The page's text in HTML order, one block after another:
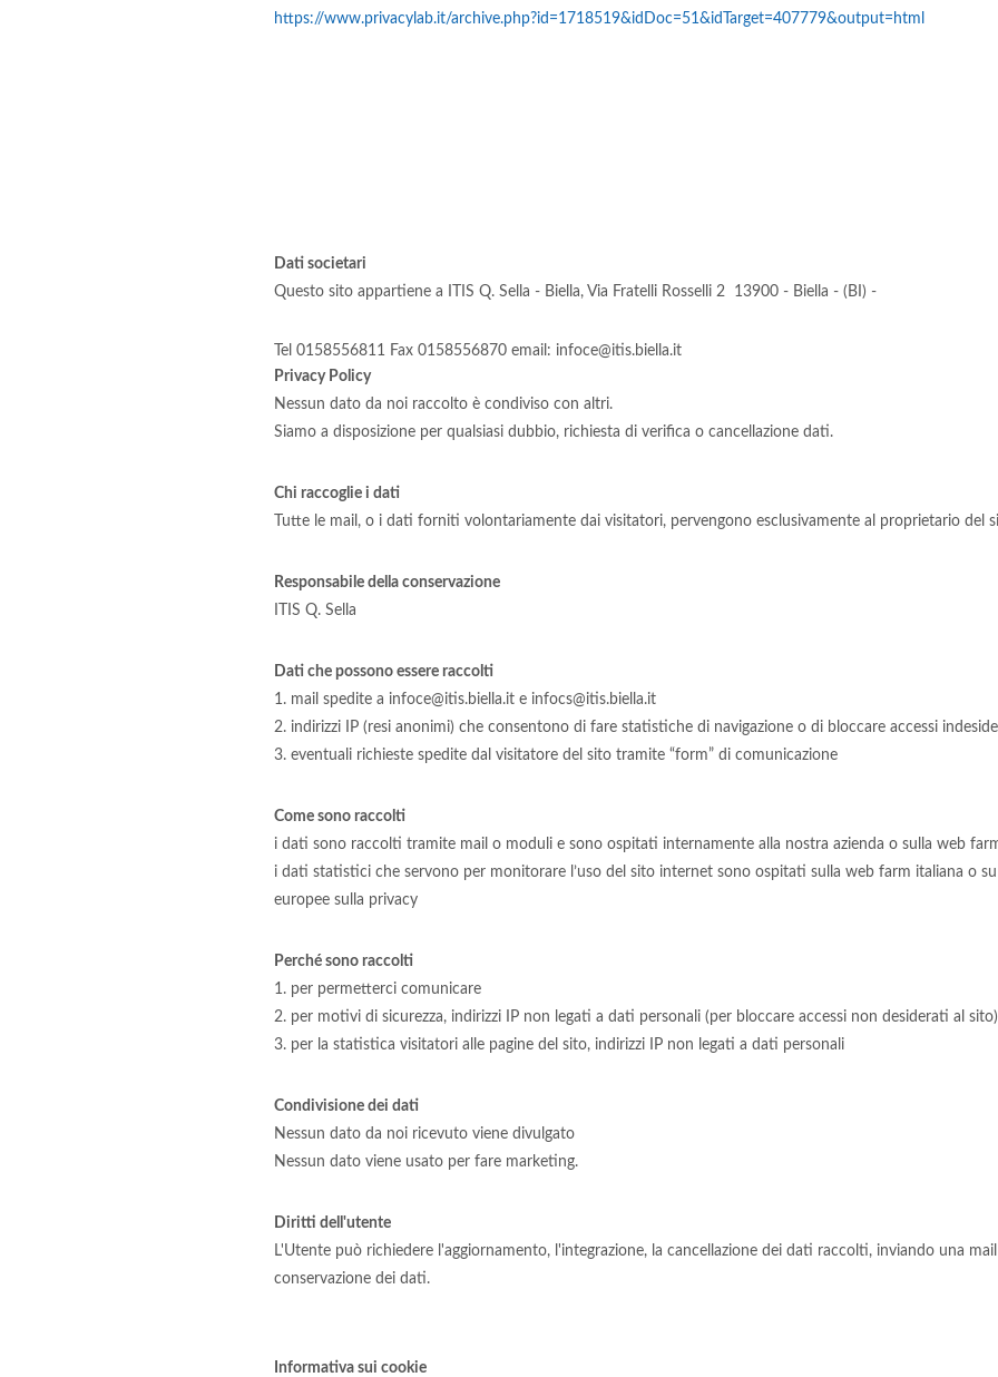
https://www.privacylab.it/archive.php?id=1718519&idDoc=51&idTarget=407779&output=html
Dati societari
Questo sito appartiene a ITIS Q. Sella - Biella, Via Fratelli Rosselli 2 13900 - Biella - (BI) -
Tel 0158556811 Fax 0158556870 email: infoce@itis.biella.it
Privacy Policy
Nessun dato da noi raccolto è condiviso con altri.
Siamo a disposizione per qualsiasi dubbio, richiesta di verifica o cancellazione dati.
Chi raccoglie i dati
Tutte le mail, o i dati forniti volontariamente dai visitatori, pervengono esclusivamente al proprietario del
Responsabile della conservazione
ITIS Q. Sella
Dati che possono essere raccolti
1. mail spedite a infoce@itis.biella.ite infocs@itis.biella.it
2. indirizzi IP (resi anonimi) che consentono di fare statistiche di navigazione o di bloccare accessi
3. eventuali richieste spedite dal visitatore del sito tramite “form” di comunicazione
Come sono raccolti
i dati sono raccolti tramite mail o moduli e sono ospitati internamente alla nostra azienda o sulla web
i dati statistici che servono per monitorare l’uso del sito internet sono ospitati sulla web farm italiana o
europee sulla privacy
Perché sono raccolti
1. per permetterci comunicare
2. per motivi di sicurezza, indirizzi IP non legati a dati personali (per bloccare accessi non desiderati al sito)
3. per la statistica visitatori alle pagine del sito, indirizzi IP non legati a dati personali
Condivisione dei dati
Nessun dato da noi ricevuto viene divulgato
Nessun dato viene usato per fare marketing.
Diritti dell'utente
L'Utente può richiedere l'aggiornamento, l'integrazione, la cancellazione dei dati raccolti, inviando una
conservazione dei dati.
Informativa sui cookie